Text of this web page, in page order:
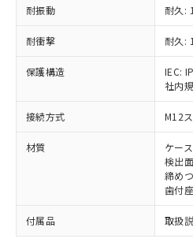
耐振動 耐久:
耐衝撃 耐久:
保護構造
IEC:
社内
接続方式 M12
材質
ケー
検出
締め
歯付
付属品 取扱
様のお取引先、ま
ムロン制御機器販
ご相談ください。
オムロン制御機器
販売ネット
在庫状況および標
事前の承諾なく第
マイパーツ機能（
ビス）をご利用
メンバーズにご登
お客様が当ウェブ
登録された部品リ
（DBP） 1000ppm以下、フ
但し、RoHS指令で産業用監視
フタル酸エステル類の４物質
図的な使用がないことを確認し
※2 対応予定月
部品在庫の切り替え状
月が前後することがあ
※3 非含有証明書ダ
イソブチル) : 1000ppm、
DEHP(フタル酸ビス(2-エチル
※2 環境保護使用期限
「ｅ」：有害物質（10
準値以下であることを
「10」：通常の使用状
質が外部に漏えいし、環
及ぼさない年数を意味し
「－」：未確認です。当
い合わせください。
いよう必要な手段
当社は貴社製品を
ル、化学兵器、生
武器並びにこれら
使用いたしません
当社は、貴社製品
場合は、上記1、
該第三者に通知し
販売先および販売
法に輸出するおそ
り引きをいたしま
一定数には満
在庫なし(最
いては、お客
たはお客様担
機器販売店・
認ください)
受注生産機種
情報を公開し